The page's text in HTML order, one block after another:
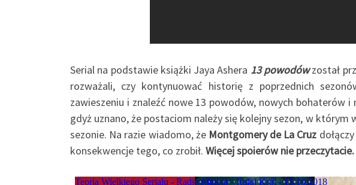
Serial na podstawie książki Jaya Ashera 13 powodówzostał
rozważali, czy kontynuować historię z poprzednich
zawieszeniu i znaleźć nowe 13 powodów, nowych bohaterów
gdyż uznano, że postaciom należy się kolejny sezon, w
sezonie. Na razie wiadomo, że Montgomery de La Cruz
konsekwencje tego, co zrobił. Więcej spoierów nie